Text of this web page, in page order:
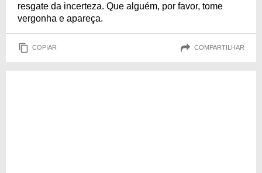
resgate da incerteza. Que alguém, por favor, tome
vergonha e apareça.
COPIAR COMPARTILHAR